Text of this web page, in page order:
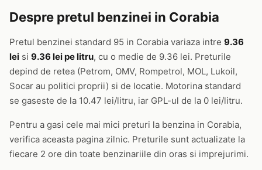
Despre pretul benzinei in Corabia
Pretul benzinei standard 95 in Corabia variaza intre 9.36
lei si 9.36 lei pe litru, cu o medie de 9.36 lei. Preturile
depind de retea (Petrom, OMV, Rompetrol, MOL, Lukoil,
Socar au politici proprii) si de locatie. Motorina standard
se gaseste de la 10.47 lei/litru, iar GPL-ul de la 0 lei/litru.
Pentru a gasi cele mai mici preturi la benzina in Corabia,
verifica aceasta pagina zilnic. Preturile sunt actualizate la
fiecare 2 ore din toate benzinariile din oras si imprejurimi.